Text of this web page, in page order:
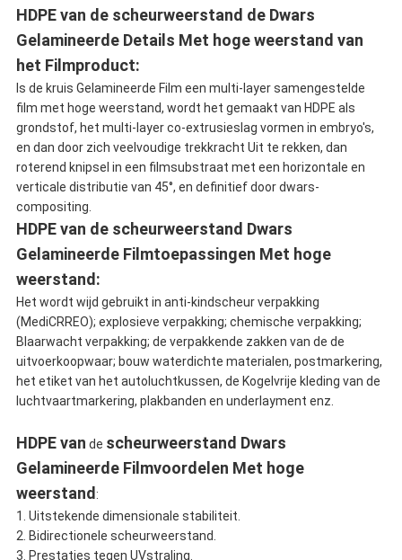
HDPE van de scheurweerstand de Dwars
Gelamineerde Details Met hoge weerstand van
het Filmproduct:
Is de kruis Gelamineerde Film een multi-layer samengestelde
film met hoge weerstand, wordt het gemaakt van HDPE als
grondstof, het multi-layer co-extrusieslag vormen in embryo's,
en dan door zich veelvoudige trekkracht Uit te rekken, dan
roterend knipsel in een filmsubstraat met een horizontale en
verticale distributie van 45°, en definitief door dwars-
compositing.
HDPE van de scheurweerstand Dwars
Gelamineerde Filmtoepassingen Met hoge
weerstand:
Het wordt wijd gebruikt in anti-kindscheur verpakking
(MediCRREO); explosieve verpakking; chemische verpakking;
Blaarwacht verpakking; de verpakkende zakken van de de
uitvoerkoopwaar; bouw waterdichte materialen, postmarkering,
het etiket van het autoluchtkussen, de Kogelvrije kleding van de
luchtvaartmarkering, plakbanden en underlayment enz.
HDPE van de scheurweerstand Dwars
Gelamineerde Filmvoordelen Met hoge
weerstand :
1. Uitstekende dimensionale stabiliteit.
2. Bidirectionele scheurweerstand.
3. Prestaties tegen UVstraling.